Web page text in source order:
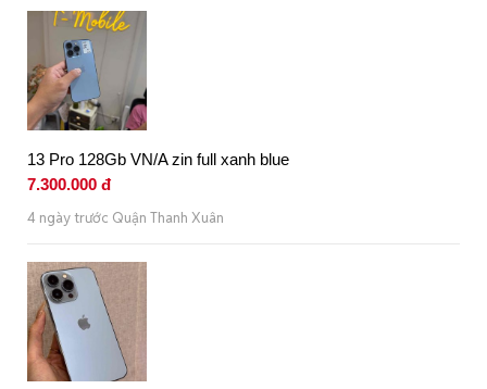
13 Pro 128Gb VN/A zin full xanh blue
7.300.000 đ
4 ngày trước Quận Thanh Xuân